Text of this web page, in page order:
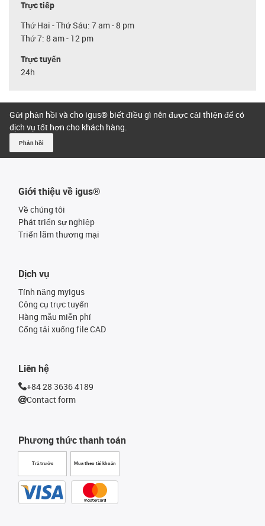
Trực tiếp
Thứ Hai - Thứ Sáu: 7 am - 8 pm
Thứ 7: 8 am - 12 pm
Trực tuyến
24h
Gửi phản hồi và cho igus® biết điều gì nên được cải thiện để có
dịch vụ tốt hơn cho khách hàng.
Phản hồi
Giới thiệu về igus®
Về chúng tôi
Phát triển sự nghiệp
Triển lãm thương mại
Phương thức thanh toán
Trả trước Mua theo tài khoản
Dịch vụ
Tính năng myigus
Công cụ trực tuyến
Hàng mẫu miễn phí
Cổng tải xuống file CAD
Liên hệ
+84 28 3636 4189
Contact form